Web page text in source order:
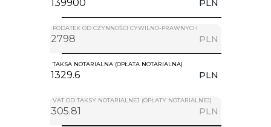
PLN
PODATEK OD CZYNNOŚCI CYWILNO-PRAWNYCH
PLN
TAKSA NOTARIALNA (OPŁATA NOTARIALNA)
PLN
VAT OD TAKSY NOTARIALNEJ (OPŁATY NOTARIALNEJ)
PLN